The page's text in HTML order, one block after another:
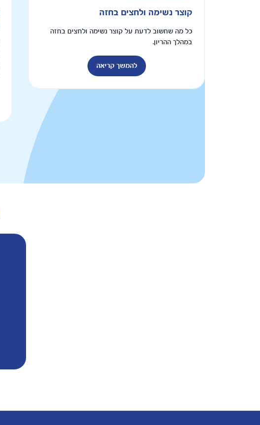
קוצר נשימה ולחצים בחזה
כל מה שחשוב לדעת על קוצר נשימה ולחצים בחזה
במהלך ההריון.
להמשך קריאה